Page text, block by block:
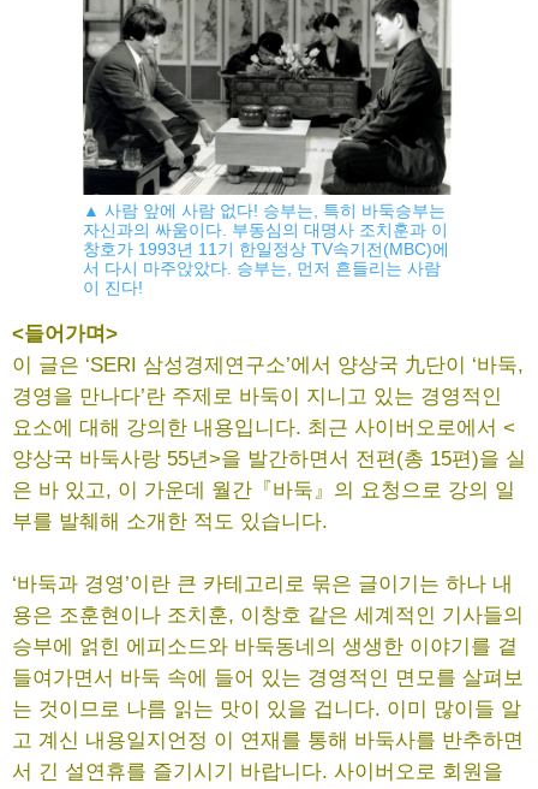
▲ 사람 앞에 사람 없다! 승부는, 특히 바둑승부는
자신과의 싸움이다. 부동심의 대명사 조치훈과 이
창호가 1993년 11기 한일정상 TV속기전(MBC)에
서 다시 마주앉았다. 승부는, 먼저 흔들리는 사람
이 진다!
<들어가며>
이 글은 ‘SERI 삼성경제연구소’에서 양상국 九단이 ‘바둑,
경영을 만나다’란 주제로 바둑이 지니고 있는 경영적인
요소에 대해 강의한 내용입니다. 최근 사이버오로에서 <
양상국 바둑사랑 55년>을 발간하면서 전편(총 15편)을 실
은 바 있고, 이 가운데 월간『바둑』의 요청으로 강의 일
부를 발췌해 소개한 적도 있습니다.
‘바둑과 경영’이란 큰 카테고리로 묶은 글이기는 하나 내
용은 조훈현이나 조치훈, 이창호 같은 세계적인 기사들의
승부에 얽힌 에피소드와 바둑동네의 생생한 이야기를 곁
들여가면서 바둑 속에 들어 있는 경영적인 면모를 살펴보
는 것이므로 나름 읽는 맛이 있을 겁니다. 이미 많이들 알
고 계신 내용일지언정 이 연재를 통해 바둑사를 반추하면
서 긴 설연휴를 즐기시기 바랍니다. 사이버오로 회원을